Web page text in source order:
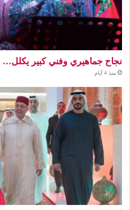
نجاح جماهيري وفني كبير يكلل…
منذ 4 أيام